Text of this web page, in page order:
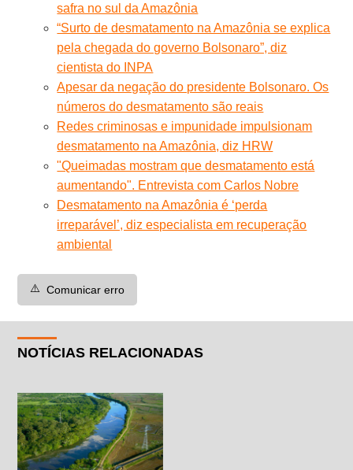
safra no sul da Amazônia
“Surto de desmatamento na Amazônia se explica
pela chegada do governo Bolsonaro”, diz
cientista do INPA
Apesar da negação do presidente Bolsonaro. Os
números do desmatamento são reais
Redes criminosas e impunidade impulsionam
desmatamento na Amazônia, diz HRW
"Queimadas mostram que desmatamento está
aumentando". Entrevista com Carlos Nobre
Desmatamento na Amazônia é ‘perda
irreparável’, diz especialista em recuperação
ambiental
⚠️ Comunicar erro
NOTÍCIAS RELACIONADAS